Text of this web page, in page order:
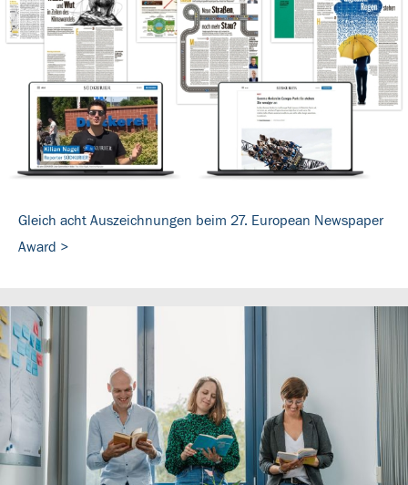
Gleich acht Auszeichnungen beim 27. European Newspaper
Award >